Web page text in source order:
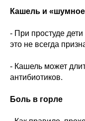
Кашель и
- При простуде
это не всегда
- Кашель может
антибиотиков.
Боль в горле